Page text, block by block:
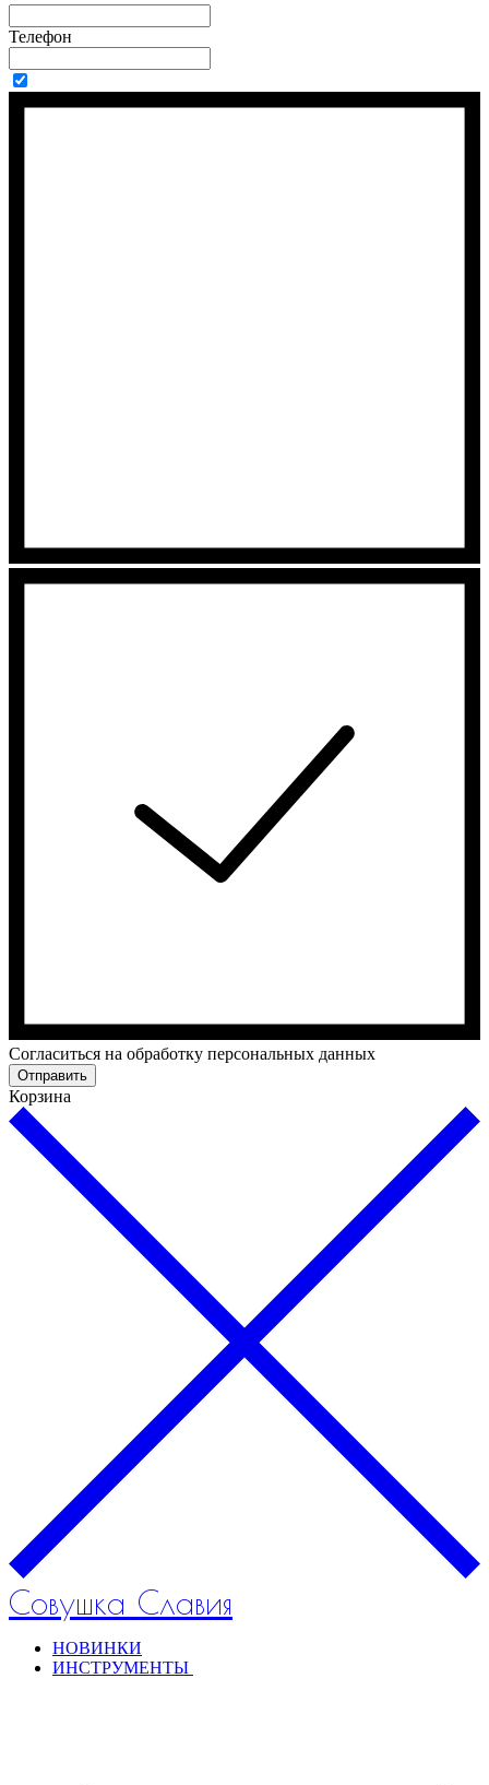
Телефон
Cогласиться на обработку персональных данных
Отправить
Корзина
Совушка Славия
НОВИНКИ
ИНСТРУМЕНТЫ